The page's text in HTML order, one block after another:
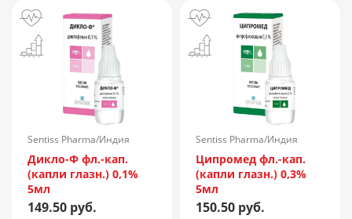
Sentiss Pharma/Индия
Дикло-Ф фл.-кап.
(капли глазн.) 0,1%
5мл
149.50 руб.
Sentiss Pharma/Индия
Ципромед фл.-кап.
(капли глазн.) 0,3%
5мл
150.50 руб.